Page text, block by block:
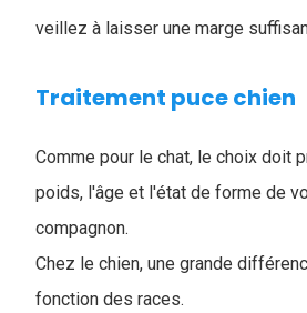
veillez à laisser une marge
Traitement puce chien
Comme pour le chat, le choix doit
poids, l'âge et l'état de forme de
compagnon.
Chez le chien, une grande
fonction des races.